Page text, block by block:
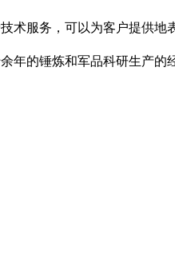
术服务，可以为客户提供
的锤炼和军品科研生产的